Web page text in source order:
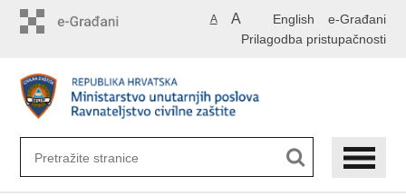
English e-Građani
A A
Prilagodba pristupačnosti